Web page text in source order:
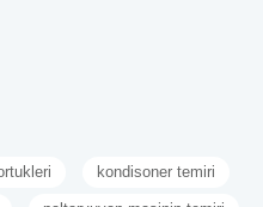
kondisoner temiri